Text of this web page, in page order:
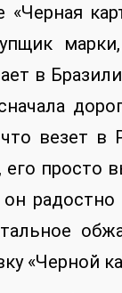
в
везет в
его просто
«Черной